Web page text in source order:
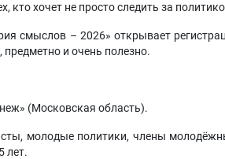
кто хочет не просто следить за
смыслов – 2026» открывает
и очень полезно.
(Московская область).
молодые политики, члены
лет.